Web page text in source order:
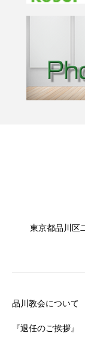
東京都品川区
品川教会について
『退任のご挨拶』